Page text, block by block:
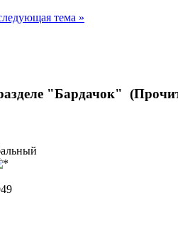
тема »
"Бардачок"